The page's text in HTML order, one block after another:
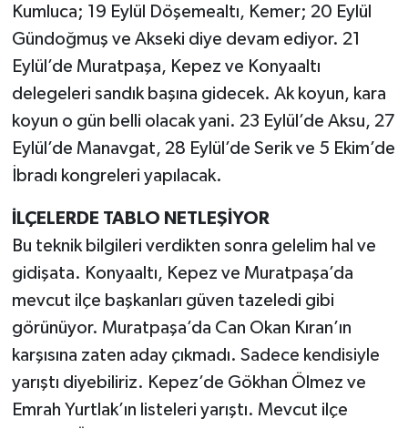
Kumluca; 19 Eylül Döşemealtı, Kemer; 20 Eylül
Gündoğmuş ve Akseki diye devam ediyor. 21
Eylül’de Muratpaşa, Kepez ve Konyaaltı
delegeleri sandık başına gidecek. Ak koyun, kara
koyun o gün belli olacak yani. 23 Eylül’de Aksu, 27
Eylül’de Manavgat, 28 Eylül’de Serik ve 5 Ekim’de
İbradı kongreleri yapılacak.
İLÇELERDE TABLO NETLEŞİYOR
Bu teknik bilgileri verdikten sonra gelelim hal ve
gidişata. Konyaaltı, Kepez ve Muratpaşa’da
mevcut ilçe başkanları güven tazeledi gibi
görünüyor. Muratpaşa’da Can Okan Kıran’ın
karşısına zaten aday çıkmadı. Sadece kendisiyle
yarıştı diyebiliriz. Kepez’de Gökhan Ölmez ve
Emrah Yurtlak’ın listeleri yarıştı. Mevcut ilçe